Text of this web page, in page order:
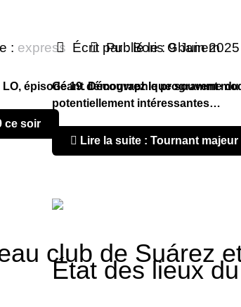
: express Publié le : 9 Juin 2025
épisode 19. Découvrez le programme du
ce soir
club de Suárez
Écrit par :Boris Ghanem
Géant démographique souvent
potentiellement intéressantes…
Lire la suite : Tournant majeur
État des lieux